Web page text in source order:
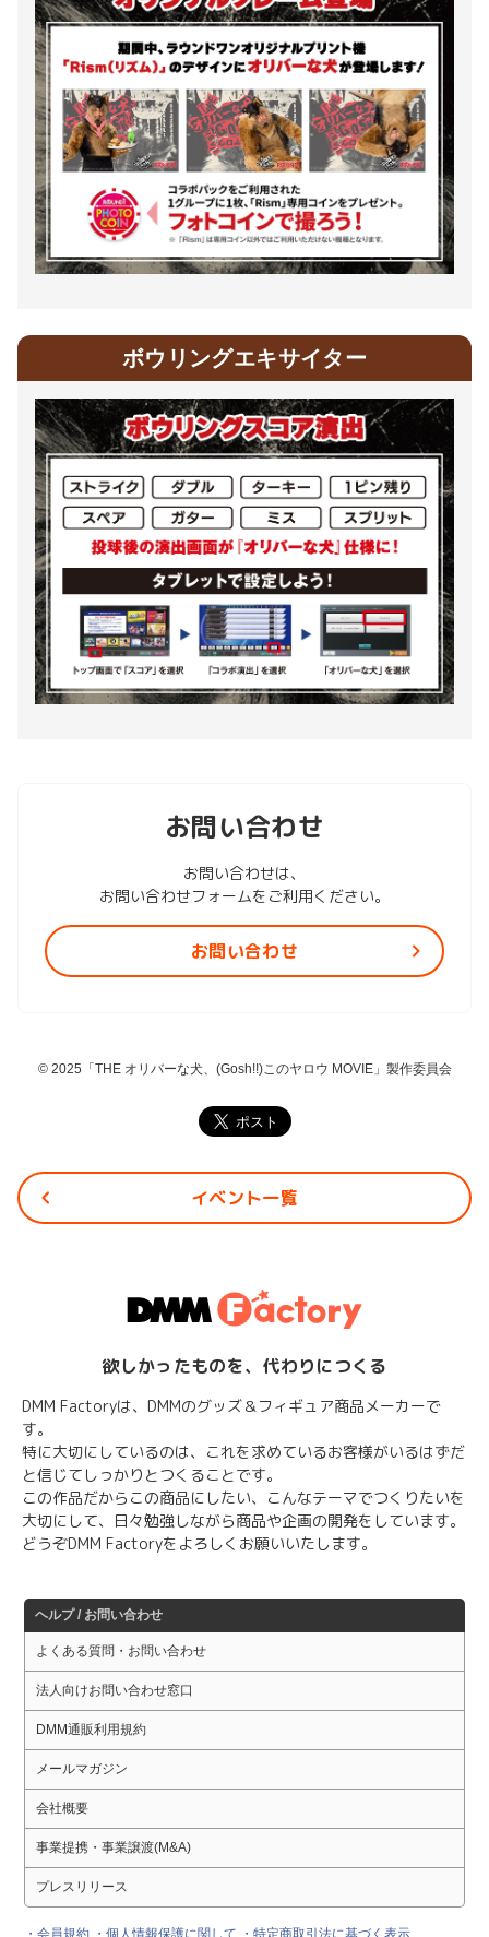
ボウリングエキサイター
お問い合わせ
お問い合わせは、
お問い合わせフォームをご利用ください。
お問い合わせ
© 2025「THE オリバーな犬、(Gosh!!)このヤロウ MOVIE」製作委員会
イベント一覧
欲しかったものを、代わりにつくる
DMM Factoryは、DMMのグッズ＆フィギュア商品メーカーで
す。
特に大切にしているのは、これを求めているお客様がいるはずだ
と信じてしっかりとつくることです。
この作品だからこの商品にしたい、こんなテーマでつくりたいを
大切にして、日々勉強しながら商品や企画の開発をしています。
どうぞDMM Factoryをよろしくお願いいたします。
ヘルプ / お問い合わせ
よくある質問・お問い合わせ
法人向けお問い合わせ窓口
DMM通販利用規約
メールマガジン
会社概要
事業提携・事業譲渡(M&A)
プレスリリース